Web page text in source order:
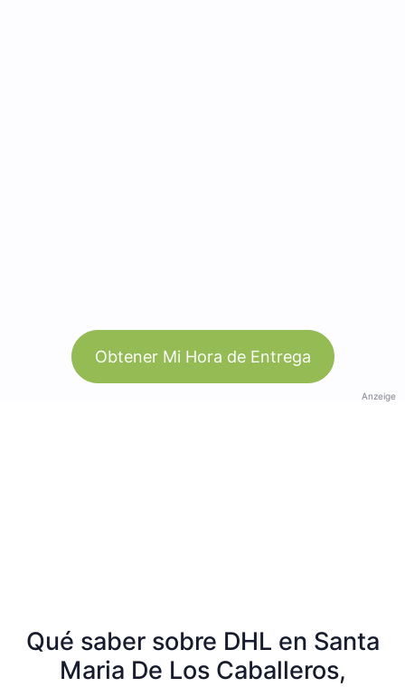
Obtener Mi Hora de Entrega
Anzeige
Qué saber sobre DHL en Santa
Maria De Los Caballeros,